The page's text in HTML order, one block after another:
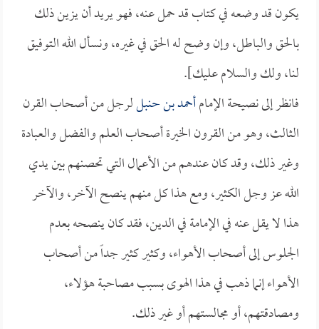
يكون قد وضعه في كتاب قد حمل عنه، فهو يريد أن يزين ذلك
بالحق والباطل، وإن وضح له الحق في غيره، ونسأل الله التوفيق
لنا، ولك والسلام عليك].
فانظر إلى نصيحة الإمامأحمد بن حنبللرجل من أصحاب القرن
الثالث، وهو من القرون الخيرة أصحاب العلم والفضل والعبادة
وغير ذلك، وقد كان عندهم من الأعمال التي تحصنهم بين يدي
الله عز وجل الكثير، ومع هذا كل منهم ينصح الآخر، والآخر
هذا لا يقل عنه في الإمامة في الدين، فقد كان ينصحه بعدم
الجلوس إلى أصحاب الأهواء، وكثير كثير جداً من أصحاب
الأهواء إنما ذهب في هذا الهوى بسبب مصاحبة هؤلاء،
ومصادقتهم، أو مجالستهم أو غير ذلك.